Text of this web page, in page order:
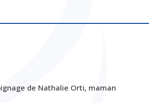
de Nathalie Orti, maman